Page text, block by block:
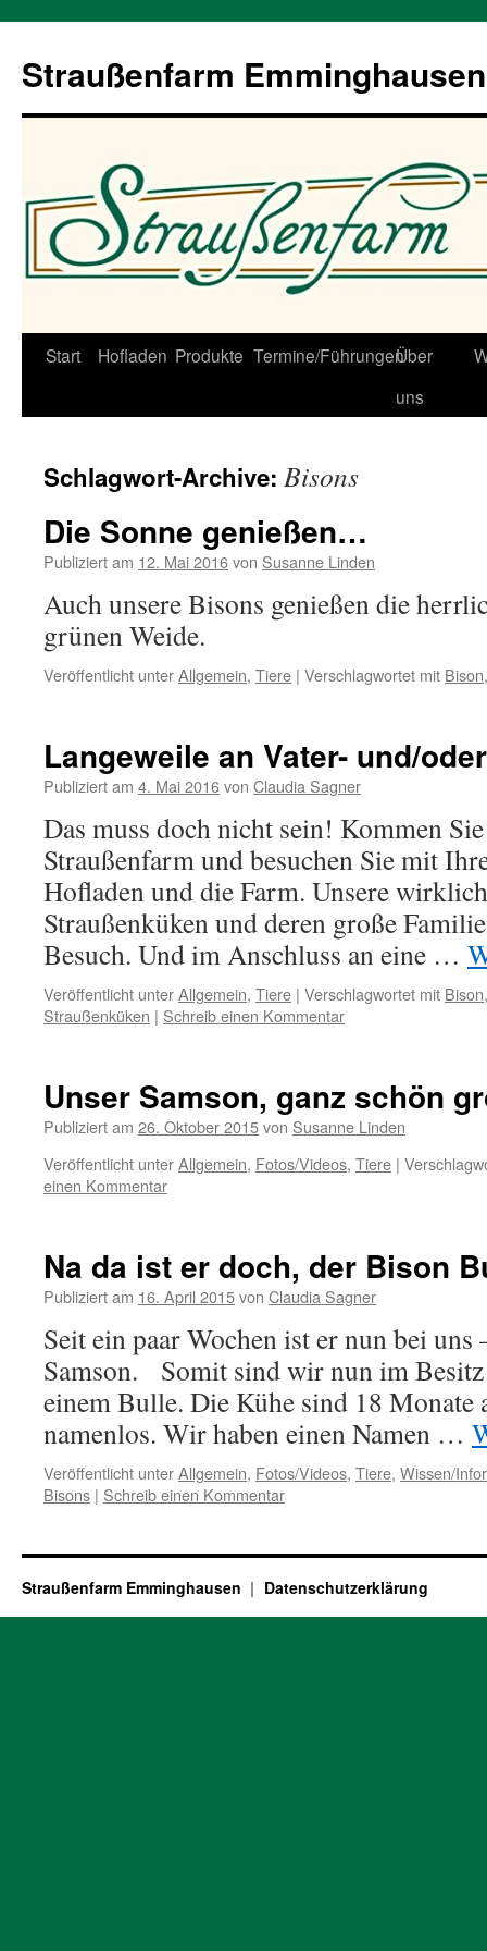
Straußenfarm Emminghausen
Zum
Start Hofladen Produkte Termine/FührungenÜber
uns
Schlagwort-Archive: Bisons
Die Sonne genießen…
Publiziert am 12. Mai 2016von Susanne Linden
Auch unsere Bisons genießen die
grünen Weide.
Veröffentlicht unterAllgemein, Tiere | Verschlagwortet mit Bison
Langeweile an Vater- und/
Publiziert am 4. Mai 2016von Claudia Sagner
Das muss doch nicht sein! Kommen
Straußenfarm und besuchen Sie mit
Hofladen und die Farm. Unsere
Straußenküken und deren große
Besuch. Und im Anschluss an eine …
Veröffentlicht unterAllgemein, Tiere | Verschlagwortet mit Bison
Straußenküken | Schreib einen Kommentar
Unser Samson, ganz schön
Publiziert am 26. Oktober 2015von Susanne Linden
Veröffentlicht unterAllgemein, Fotos/Videos, Tiere |
einen Kommentar
Na da ist er doch, der Bison
Publiziert am 16. April 2015von Claudia Sagner
Seit ein paar Wochen ist er nun bei
Samson. Somit sind wir nun im
einem Bulle. Die Kühe sind 18 Monate
namenlos. Wir haben einen Namen …
Veröffentlicht unterAllgemein, Fotos/Videos, Tiere, Wissen/
Bisons | Schreib einen Kommentar
Straußenfarm Emminghausen Datenschutzerklärung